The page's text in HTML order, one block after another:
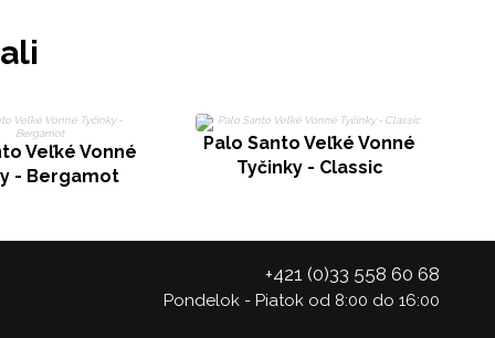
Veľké Vonné
- Bergamot
Palo Santo Veľké Vonné
Tyčinky - Classic
+421 (0)33 558 60 68
Pondelok - Piatok od 8:00 do 16:00